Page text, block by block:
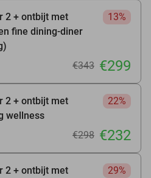
2 + ontbijt met
fine dining-diner
13%
€343 €299
2 + ontbijt met
wellness
22%
€298 €232
2 + ontbijt met
29%